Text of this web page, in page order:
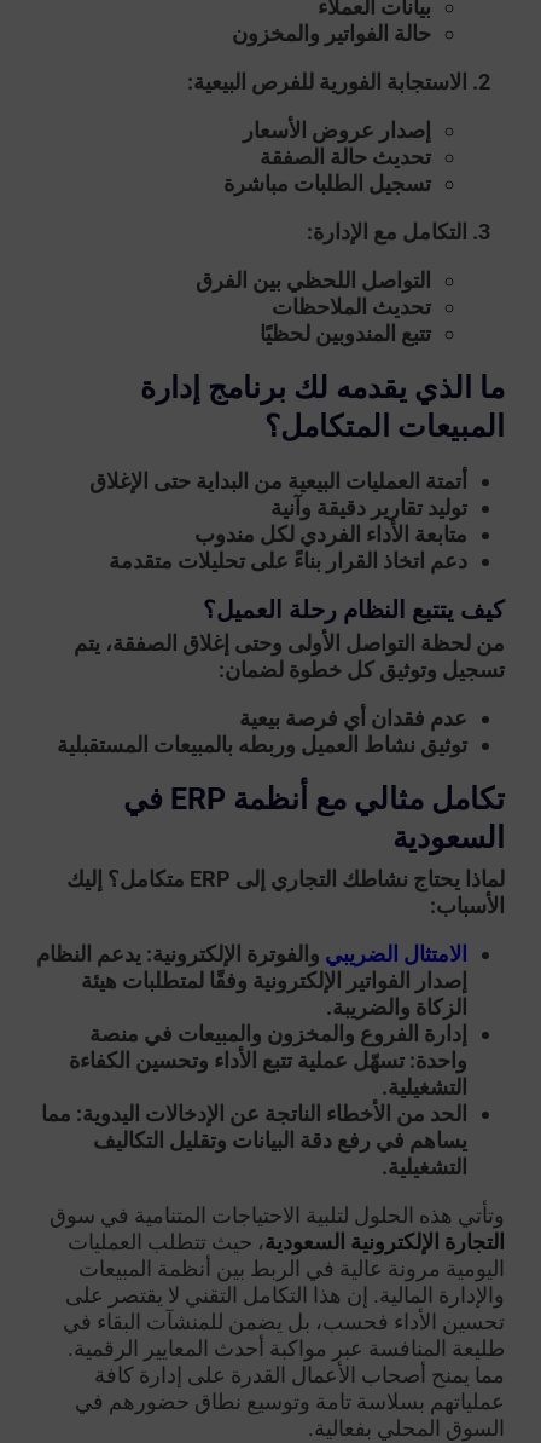
بيانات العملاء
حالة الفواتير والمخزون
الاستجابة الفورية للفرص البيعية:
إصدار عروض الأسعار
تحديث حالة الصفقة
تسجيل الطلبات مباشرة
التكامل مع الإدارة:
التواصل اللحظي بين الفرق
تحديث الملاحظات
تتبع المندوبين لحظيًا
ما الذي يقدمه لك برنامج إدارة
المبيعات المتكامل؟
أتمتة العمليات البيعية من البداية حتى الإغلاق
توليد تقارير دقيقة وآنية
متابعة الأداء الفردي لكل مندوب
دعم اتخاذ القرار بناءً على تحليلات متقدمة
كيف يتتبع النظام رحلة العميل؟
من لحظة التواصل الأولى وحتى إغلاق الصفقة، يتم
تسجيل وتوثيق كل خطوة لضمان:
عدم فقدان أي فرصة بيعية
توثيق نشاط العميل وربطه بالمبيعات المستقبلية
تكامل مثالي مع أنظمة ERP في
السعودية
لماذا يحتاج نشاطك التجاري إلى ERP متكامل؟ إليك
الأسباب:
الامتثال الضريبي والفوترة الإلكترونية: يدعم النظام
إصدار الفواتير الإلكترونية وفقًا لمتطلبات هيئة
الزكاة والضريبة.
إدارة الفروع والمخزون والمبيعات في منصة
واحدة: تسهّل عملية تتبع الأداء وتحسين الكفاءة
التشغيلية.
الحد من الأخطاء الناتجة عن الإدخالات اليدوية: مما
يساهم في رفع دقة البيانات وتقليل التكاليف
التشغيلية.
وتأتي هذه الحلول لتلبية الاحتياجات المتنامية في سوق
التجارة الإلكترونية السعودية، حيث تتطلب العمليات
اليومية مرونة عالية في الربط بين أنظمة المبيعات
والإدارة المالية. إن هذا التكامل التقني لا يقتصر على
تحسين الأداء فحسب، بل يضمن للمنشآت البقاء في
طليعة المنافسة عبر مواكبة أحدث المعايير الرقمية.
مما يمنح أصحاب الأعمال القدرة على إدارة كافة
عملياتهم بسلاسة تامة وتوسيع نطاق حضورهم في
السوق المحلي بفعالية.